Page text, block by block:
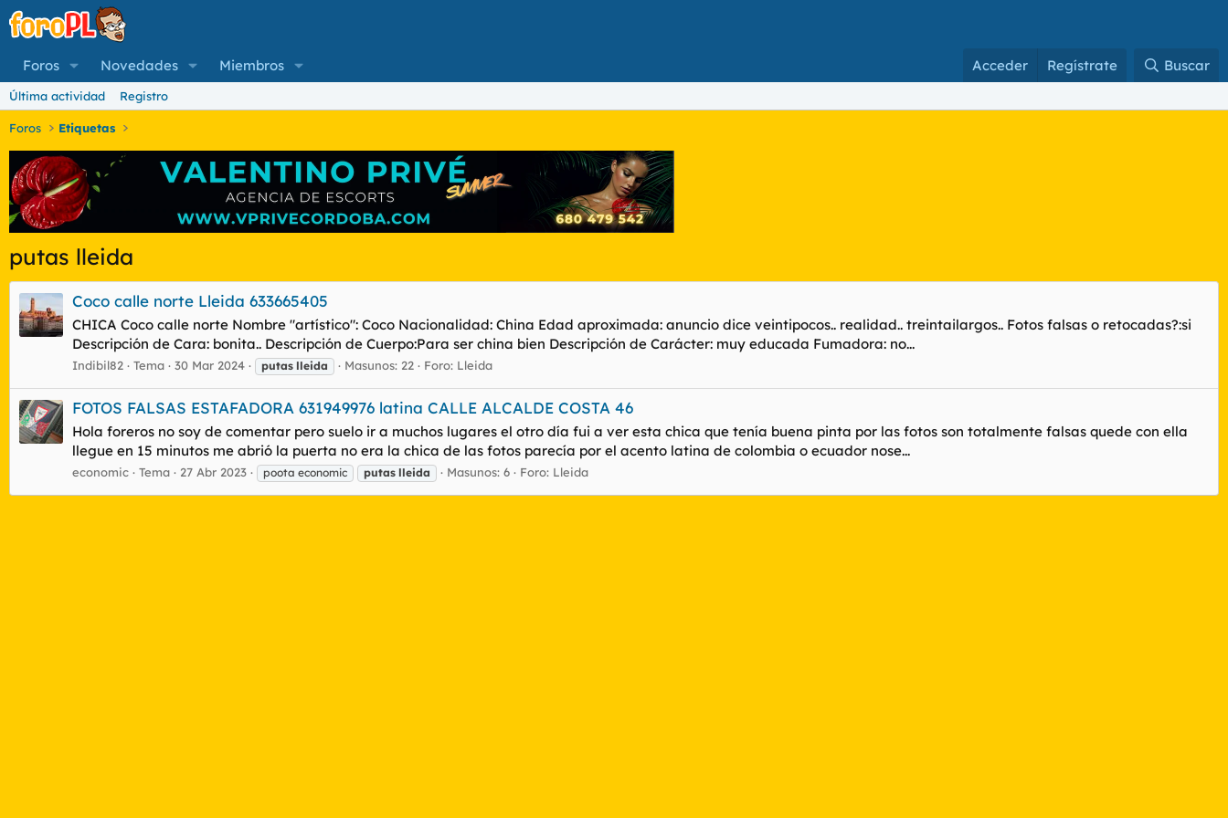
Foros Novedades Miembros Acceder Regístrate Buscar
Última actividad Registro
Foros Etiquetas
putas lleida
Coco calle norte Lleida 633665405
CHICA Coco calle norte Nombre "artístico": Coco Nacionalidad: China Edad aproximada: anuncio dice veintipocos.. realidad.. treintailargos.. Fotos falsas o retocadas?:si
Descripción de Cara: bonita.. Descripción de Cuerpo:Para ser china bien Descripción de Carácter: muy educada Fumadora: no...
Indibil82 Tema 30 Mar 2024 putas lleida Masunos: 22 Foro: Lleida
FOTOS FALSAS ESTAFADORA 631949976 latina CALLE ALCALDE COSTA 46
Hola foreros no soy de comentar pero suelo ir a muchos lugares el otro día fui a ver esta chica que tenía buena pinta por las fotos son totalmente falsas quede con ella
llegue en 15 minutos me abrió la puerta no era la chica de las fotos parecía por el acento latina de colombia o ecuador nose...
economic Tema 27 Abr 2023 poota economic putas lleida Masunos: 6 Foro: Lleida